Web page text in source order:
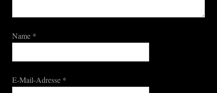
Name *
E-Mail-Adresse *